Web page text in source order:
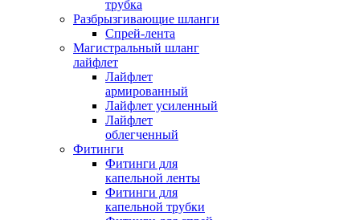
трубка
Разбрызгивающие шланги
Спрей-лента
Магистральный шланг
лайфлет
Лайфлет
армированный
Лайфлет усиленный
Лайфлет
облегченный
Фитинги
Фитинги для
капельной ленты
Фитинги для
капельной трубки